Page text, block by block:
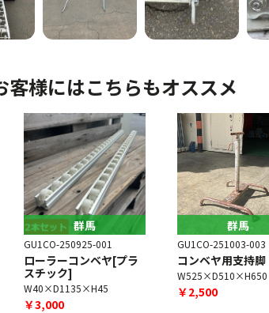
客様にはこちらもオススメ
群馬
GU1CO-250925-001
ローラーコンベヤ[プラ
スチック]
W40×D1135×H45
￥3,000
群馬
GU1CO-251003-003
コンベヤ用支持脚
W525×D510×H650
￥2,500